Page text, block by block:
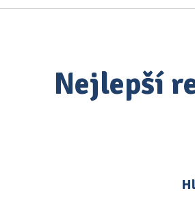
Nejlepší